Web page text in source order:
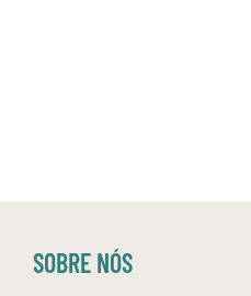
SOBRE NÓS